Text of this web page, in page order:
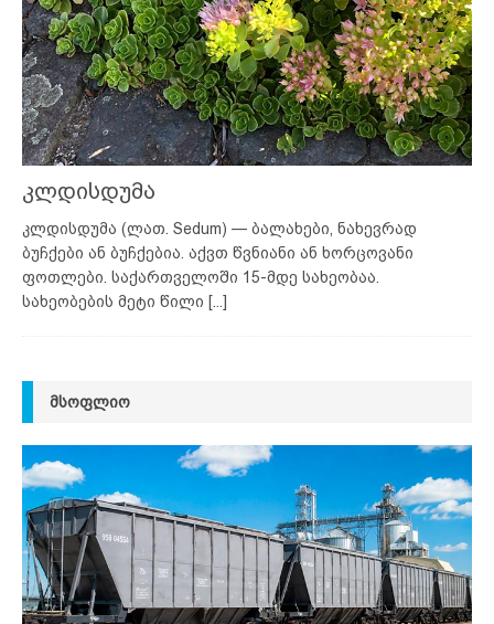
კლდისდუმა
კლდისდუმა (ლათ. Sedum) — ბალახები, ნახევრად
ბუჩქები ან ბუჩქებია. აქვთ წვნიანი ან ხორცოვანი
ფოთლები. საქართველოში 15-მდე სახეობაა.
სახეობების მეტი წილი [...]
ᲛᲡᲝᲤᲚᲘᲝ